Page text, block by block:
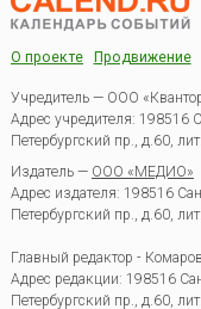
О проекте Продвижение
Учредитель — ООО
Адрес учредителя: 198516
Петербургский пр., д.60,
Издатель — ООО «МЕДИО»
Адрес издателя: 198516
Петербургский пр., д.60,
Главный редактор -
Адрес редакции: 198516
Петербургский пр., д.60,